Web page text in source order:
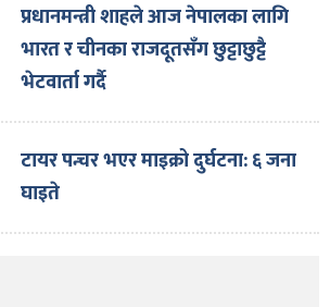
प्रधानमन्त्री शाहले आज नेपालका लागि
भारत र चीनका राजदूतसँग छुट्टाछुट्टै
भेटवार्ता गर्दै
टायर पन्चर भएर माइक्रो दुर्घटना: ६ जना
घाइते